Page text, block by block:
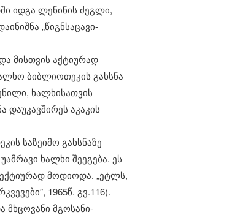
იდგა ლენინის ძეგლი,
„წიგნსაცავი-
მისთვის აქტიურად
ბიბლიოთეკის გახსნა
ხალხისათვის
დაუკავშირეს აკაკის
საზეიმო გახსნაზე
ხალხი შეეგება. ეს
მოდიოდა. „ეტლს,
1965წ. გვ.116).
მხცოვანი მგოსანი-